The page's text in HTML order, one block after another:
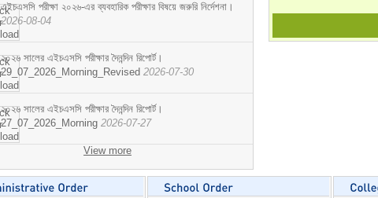
এইচএসসি পরীক্ষা ২০২৬-এর ব্যবহারিক পরীক্ষার বিষয়ে জরুরি নির্দেশনা।
2026-08-04
২০২৬ সালের এইচএসসি পরীক্ষার দৈনন্দিন রিপোর্ট।
29_07_2026_Morning_Revised 2026-07-30
২০২৬ সালের এইচএসসি পরীক্ষার দৈনন্দিন রিপোর্ট।
27_07_2026_Morning 2026-07-27
View more